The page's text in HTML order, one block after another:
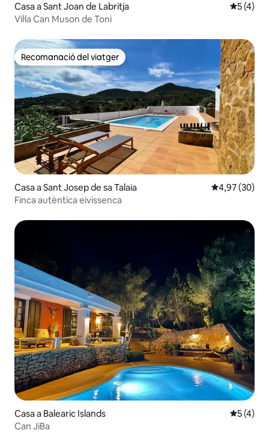
Casa a Sant Joan de Labritja 5 de
5 (4)
Vil·la Can Muson de Toni
Recomanació del viatger
Recomanació del viatger
Casa a Sant Josep de sa Talaia 4,97 de
4,97 (30)
Finca autèntica eivissenca
Casa a Balearic Islands 5 de
5 (4)
Can JiBa